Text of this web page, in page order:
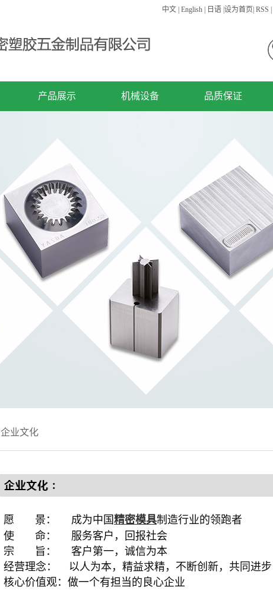
中文 English 日语 设为首页 RSS
产品展示
精密模具
注塑产品
连接器
其他类型
机械设备 品质保证
企业文化
愿 景： 成为中国精密模具制造行业的领跑者
使 命： 服务客户，回报社会
宗 旨： 客户第一，诚信为本
经营理念： 以人为本，精益求精，不断创新，共同进步
核心价值观：做一个有担当的良心企业